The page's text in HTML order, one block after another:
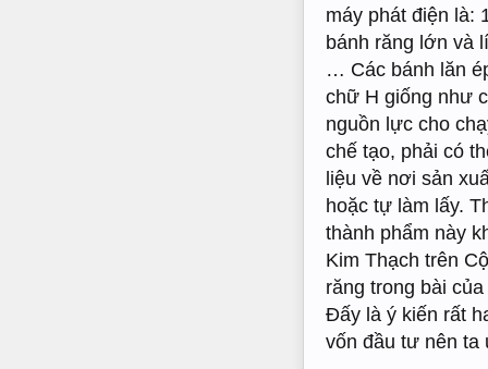
máy phát điện là:
bánh răng lớn và
… Các bánh lăn
chữ H giống như
nguồn lực cho
chế tạo, phải có
liệu về nơi sản
hoặc tự làm lấy.
thành phẩm này
Kim Thạch trên
răng trong bài
Đấy là ý kiến rất
vốn đầu tư nên ta